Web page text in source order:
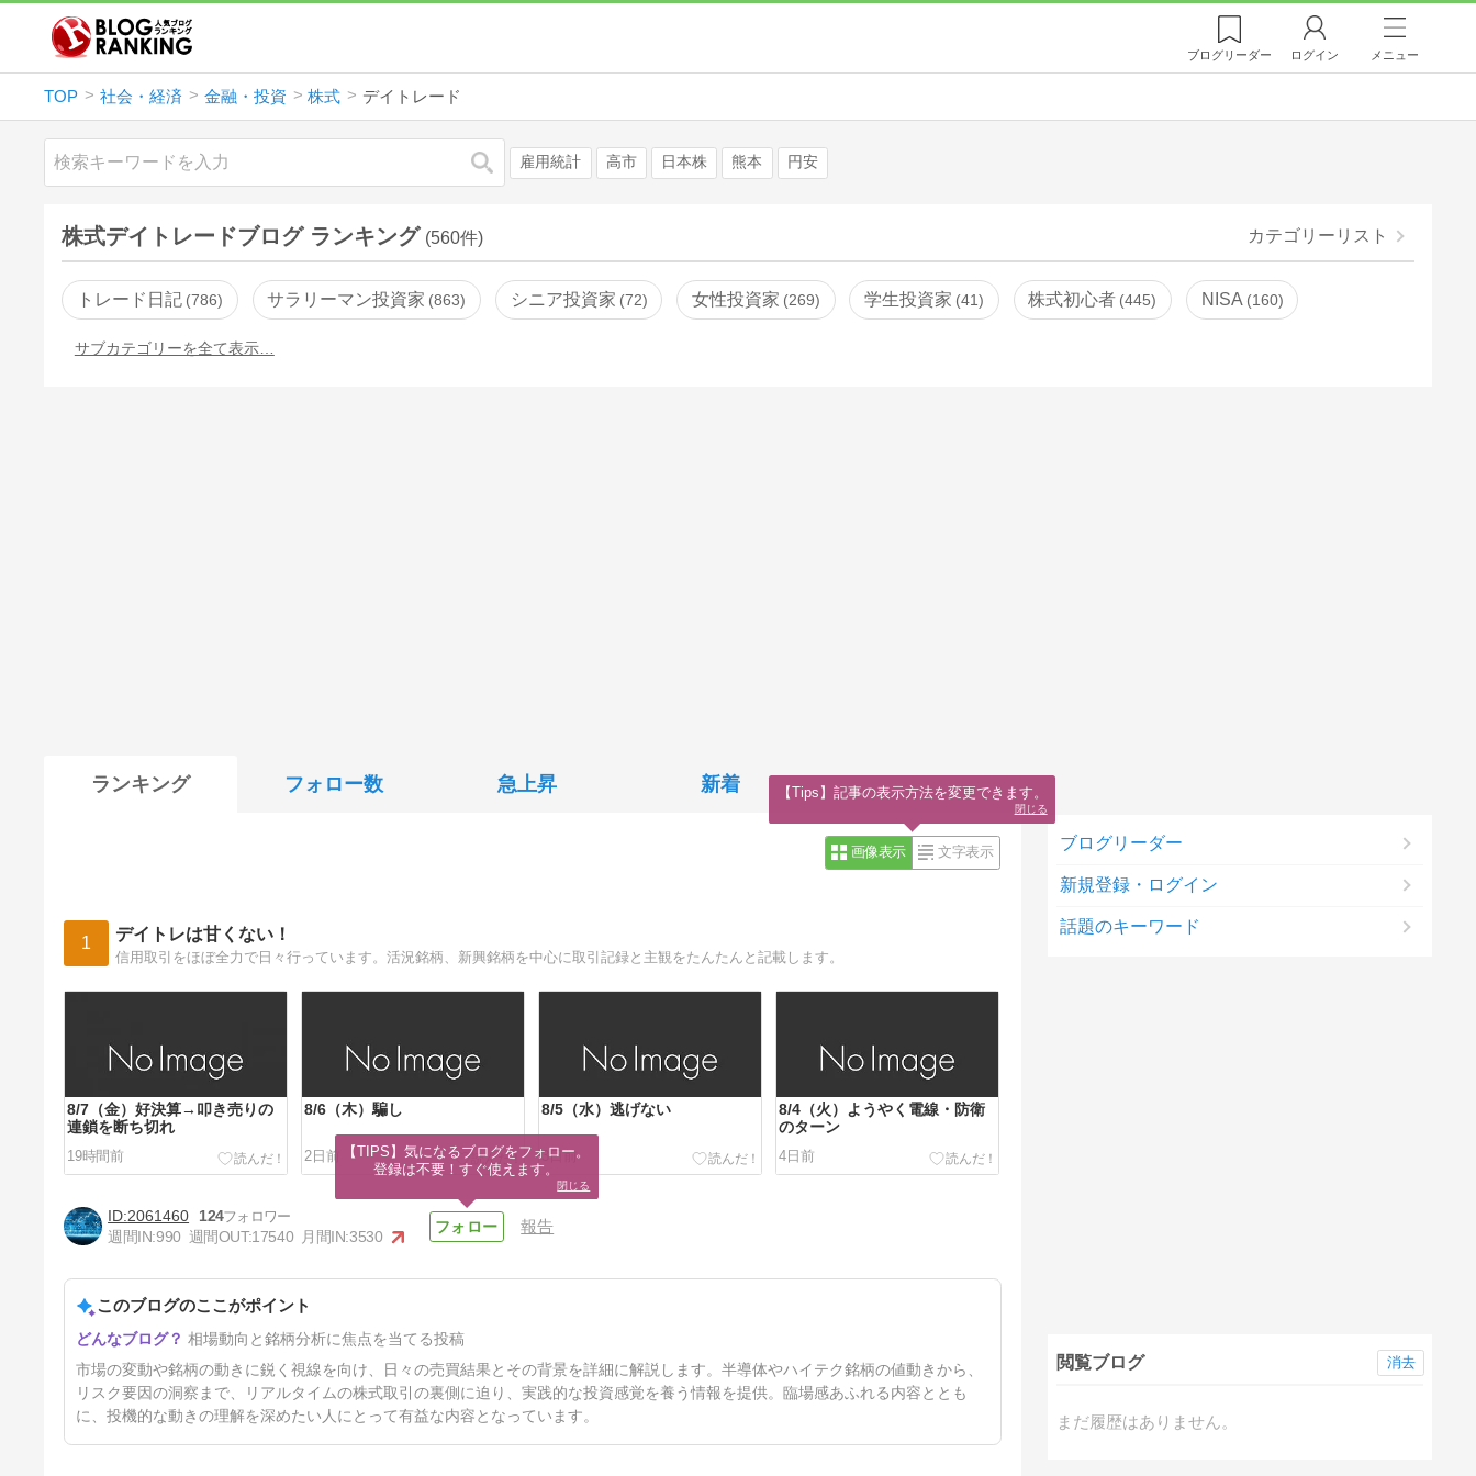
ブログリーダー ログイン メニュー
TOP 社会・経済 金融・投資 株式 デイトレード
検索 雇用統計 高市 日本株 熊本 円安
株式デイトレードブログ ランキング (560件) カテゴリーリスト
トレード日記 786 サラリーマン投資家 863 シニア投資家 72 女性投資家 269 学生投資家 41 株式初心者 445 NISA 160
サブカテゴリーを全て表示…
ランキング フォロー数 急上昇 新着
画像表示 文字表示
1 デイトレは甘くない！
信用取引をほぼ全力で日々行っています。活況銘柄、新興銘柄を中心に取引記録と主観をたんたんと記載します。
8/7（金）好決算→叩き売りの
連鎖を断ち切れ
19時間前
8/6（木）騙し
2日前
8/5（水）逃げない
3日前
8/4（火）ようやく電線・防衛
のターン
4日前
8/3（月）押しながら戻りを試
す
5日前
2061460
124
週間IN:990 週間OUT:17540 月間IN:3530
報告
このブログのここがポイント
相場動向と銘柄分析に焦点を当てる投稿
市場の変動や銘柄の動きに鋭く視線を向け、日々の売買結果とその背景を詳細に解説します。半導体やハイテク銘柄の値動きから、
リスク要因の洞察まで、リアルタイムの株式取引の裏側に迫り、実践的な投資感覚を養う情報を提供。臨場感あふれる内容ととも
に、投機的な動きの理解を深めたい人にとって有益な内容となっています。
ブログリーダー
新規登録・ログイン
話題のキーワード
閲覧ブログ
まだ履歴はありません。
消去
【TIPS】気になるブログをフォロー。
登録は不要！すぐ使えます。
閉じる
【Tips】記事の表示方法を変更できます。
閉じる